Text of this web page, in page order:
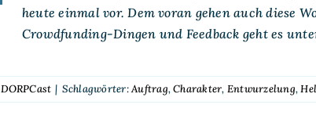
heute einmal vor. Dem voran gehen auch diese
Crowdfunding-Dingen und Feedback geht es
DORPCast | Schlagwörter:Auftrag,Charakter, Entwurzelung,